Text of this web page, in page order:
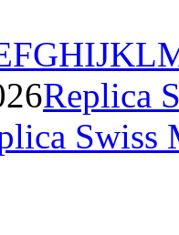
FGHIJKL
Replica
Swiss